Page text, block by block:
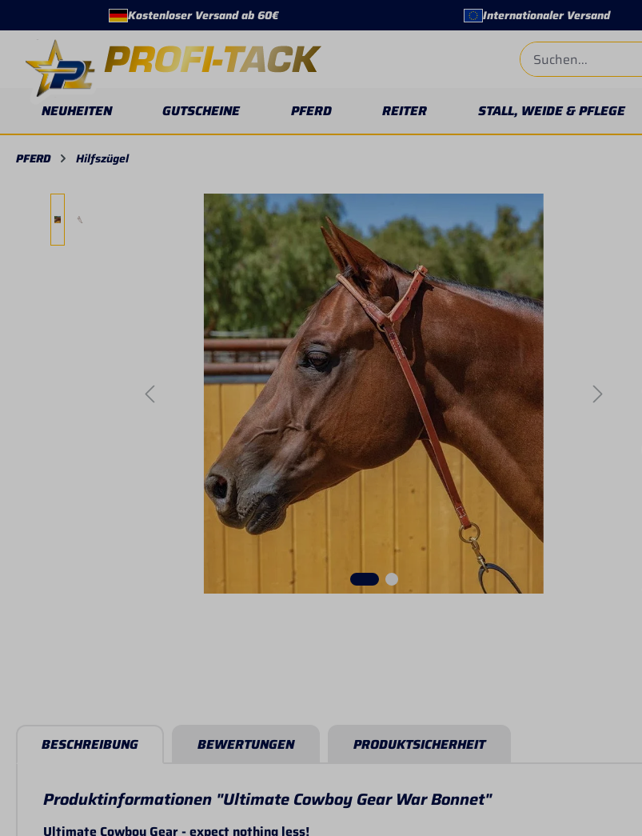
Zur Hauptnavigation springen
Kostenloser Versand ab 60€ Internationaler Versand
NEUHEITEN GUTSCHEINE PFERD REITER STALL, WEIDE & PFLEGE
PFERD Hilfszügel
BESCHREIBUNG BEWERTUNGEN PRODUKTSICHERHEIT
Produktinformationen "Ultimate Cowboy Gear War Bonnet"
Ultimate Cowboy Gear - expect nothing less!